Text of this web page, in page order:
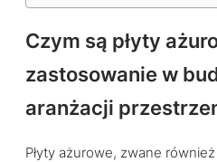
Czym są płyty
zastosowanie w
aranżacji
Płyty ażurowe, zwane